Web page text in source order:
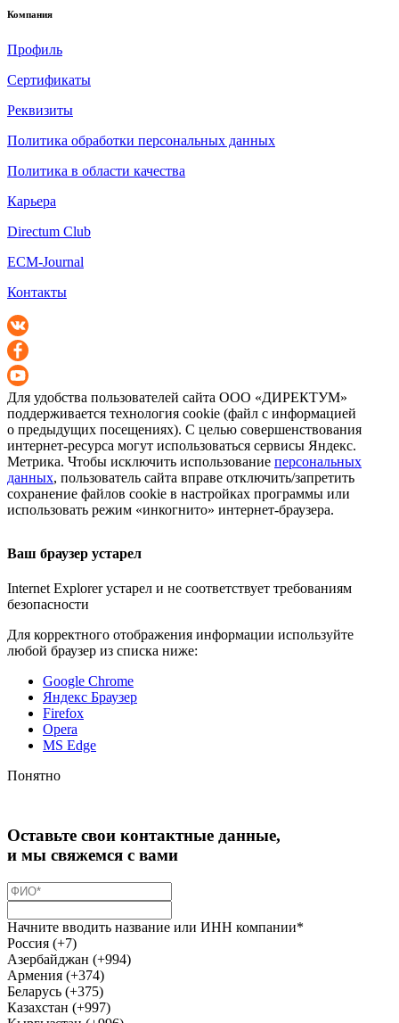
Компания
Профиль
Сертификаты
Реквизиты
Политика обработки персональных данных
Политика в области качества
Карьера
Directum Club
ECM-Journal
Контакты
Для удобства пользователей сайта ООО «ДИРЕКТУМ»
поддерживается технология cookie (файл с информацией
о предыдущих посещениях). С целью совершенствования
интернет-ресурса могут использоваться сервисы Яндекс.
Метрика. Чтобы исключить использование персональных
данных, пользователь сайта вправе отключить/запретить
сохранение файлов cookie в настройках программы или
использовать режим «инкогнито» интернет-браузера.
Ваш браузер устарел
Internet Explorer устарел и не соответствует требованиям
безопасности
Для корректного отображения информации используйте
любой браузер из списка ниже:
Google Chrome
Яндекс Браузер
Firefox
Opera
MS Edge
Понятно
Оставьте свои контактные данные,
и мы свяжемся с вами
Начните вводить название или ИНН компании*
Россия (+7)
Азербайджан (+994)
Армения (+374)
Беларусь (+375)
Казахстан (+997)